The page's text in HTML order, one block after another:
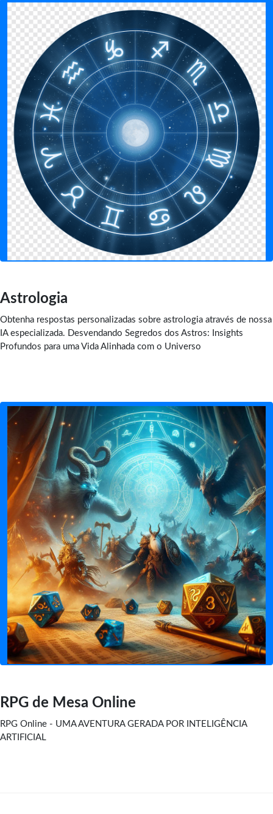
Astrologia
Obtenha respostas personalizadas sobre astrologia através de nossa
IA especializada. Desvendando Segredos dos Astros: Insights
Profundos para uma Vida Alinhada com o Universo
RPG de Mesa Online
RPG Online - UMA AVENTURA GERADA POR INTELIGÊNCIA
ARTIFICIAL